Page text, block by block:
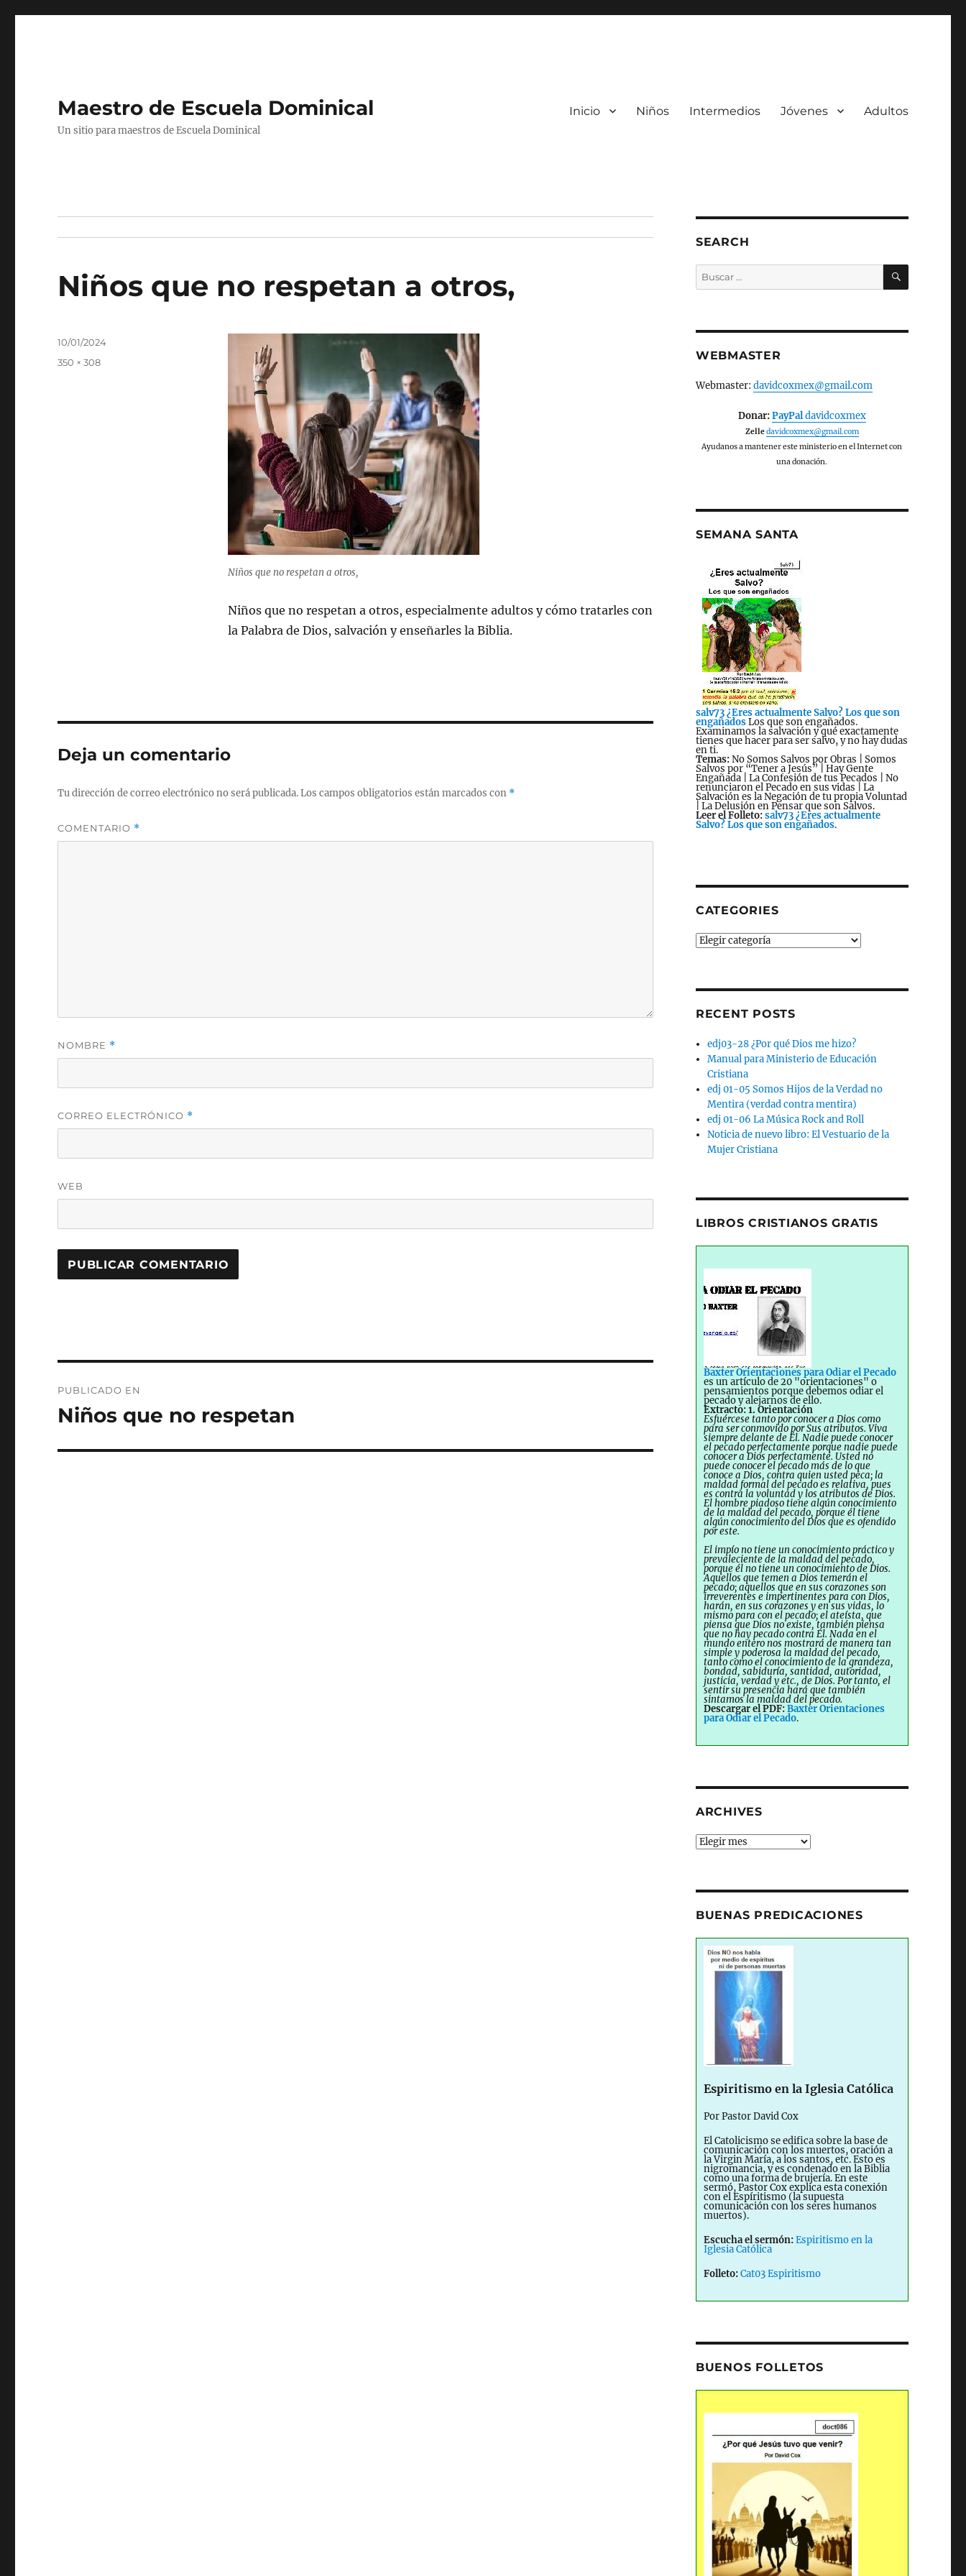
Maestro de Escuela Dominical
Un sitio para maestros de Escuela Dominical
Inicio Niños Intermedios Jóvenes Adultos
Niños que no respetan a otros,
Niños que no respetan a otros,
Niños que no respetan a otros, especialmente adultos y cómo tratarles con
la Palabra de Dios, salvación y enseñarles la Biblia.
Publicado
10/01/2024
Tamaño
350 × 308
Deja un comentario
Tu dirección de correo electrónico no será publicada.Los campos obligatorios están marcados con *
COMENTARIO *
NOMBRE *
CORREO ELECTRÓNICO *
WEB
de
PUBLICADO EN
Niños que no respetan
SEARCH
Buscar
por:
BUSCAR
WEBMASTER
Webmaster: davidcoxmex@gmail.com
Donar:PayPaldavidcoxmex
Zelledavidcoxmex@gmail.com
Ayudanos a mantener este ministerio en el Internet con
una donación.
SEMANA SANTA
salv73 ¿Eres actualmente Salvo? Los que son
engañadosLos que son engañados.
Examinamos la salvación y qué exactamente
tienes que hacer para ser salvo, y no hay dudas
en ti.
Temas:No Somos Salvos por Obras | Somos
Salvos por “Tener a Jesús” | Hay Gente
Engañada | La Confesión de tus Pecados | No
renunciaron el Pecado en sus vidas | La
Salvación es la Negación de tu propia Voluntad
| La Delusión en Pensar que son Salvos.
Leer el Folleto:salv73 ¿Eres actualmente
Salvo? Los que son engañados.
CATEGORIES
Categories
RECENT POSTS
edj03-28 ¿Por qué Dios me hizo?
Manual para Ministerio de Educación
Cristiana
edj 01-05 Somos Hijos de la Verdad no
Mentira (verdad contra mentira)
edj 01-06 La Música Rock and Roll
Noticia de nuevo libro: El Vestuario de la
Mujer Cristiana
LIBROS CRISTIANOS GRATIS
Baxter Orientaciones para Odiar el Pecado
es un artículo de 20 "orientaciones" o
pensamientos porque debemos odiar el
pecado y alejarnos de ello.
Extracto: 1. Orientación
Esfuércese tanto por conocer a Dios como
para ser conmovido por Sus atributos. Viva
siempre delante de Él. Nadie puede conocer
el pecado perfectamente porque nadie puede
conocer a Dios perfectamente. Usted no
puede conocer el pecado más de lo que
conoce a Dios, contra quien usted peca; la
maldad formal del pecado es relativa, pues
es contra la voluntad y los atributos de Dios.
El hombre piadoso tiene algún conocimiento
de la maldad del pecado, porque él tiene
algún conocimiento del Dios que es ofendido
por este.
El impío no tiene un conocimiento práctico y
prevaleciente de la maldad del pecado,
porque él no tiene un conocimiento de Dios.
Aquellos que temen a Dios temerán el
pecado; aquellos que en sus corazones son
irreverentes e impertinentes para con Dios,
harán, en sus corazones y en sus vidas, lo
mismo para con el pecado; el ateísta, que
piensa que Dios no existe, también piensa
que no hay pecado contra Él. Nada en el
mundo entero nos mostrará de manera tan
simple y poderosa la maldad del pecado,
tanto como el conocimiento de la grandeza,
bondad, sabiduría, santidad, autoridad,
justicia, verdad y etc., de Dios. Por tanto, el
sentir su presencia hará que también
sintamos la maldad del pecado.
Descargar el PDF:Baxter Orientaciones
para Odiar el Pecado.
ARCHIVES
Archives
BUENAS PREDICACIONES
Espiritismo en la Iglesia Católica
Por Pastor David Cox
El Catolicismo se edifica sobre la base de
comunicación con los muertos, oración a
la Virgin María, a los santos, etc. Esto es
nigromancia, y es condenado en la Biblia
como una forma de brujería. En este
sermó, Pastor Cox explica esta conexión
con el Espíritismo (la supuesta
comunicación con los seres humanos
muertos).
Escucha el sermón:Espiritismo en la
Iglesia Católica
Folleto:Cat03 Espiritismo
BUENOS FOLLETOS